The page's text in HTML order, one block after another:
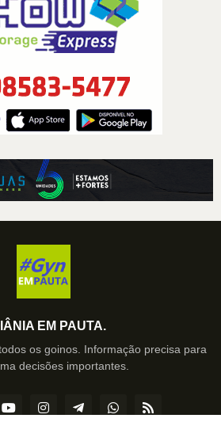
EM PAUTA.
os goinos. Informação precisa para
decisões importantes.